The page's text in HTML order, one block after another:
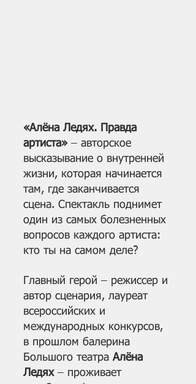
«Алёна Ледях. Правда
артиста» – авторское
высказывание о внутренней
жизни, которая начинается
там, где заканчивается
сцена. Спектакль поднимет
один из самых болезненных
вопросов каждого артиста:
кто ты на самом деле?
Главный герой – режиссер и
автор сценария, лауреат
всероссийских и
международных конкурсов,
в прошлом балерина
Большого театра Алёна
Ледях – проживает